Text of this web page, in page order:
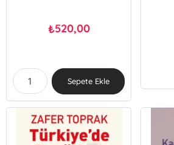
₺520,00
Sepete Ekle